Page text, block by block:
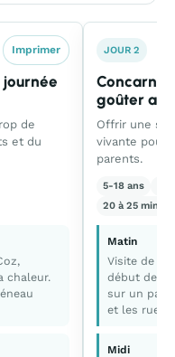
Imprimer
de
et du
chaleur.
JOUR 2
goûter au
Offrir une
vivante pour
parents.
5-18 ans
20 à 25 min
Matin
Visite de la
début de
sur un
et les
Midi